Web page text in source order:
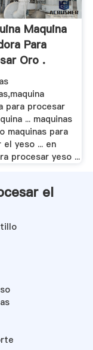
Maquina
Para
Oro .
para procesar
... maquinas
maquinas para
el yeso ... en
procesar yeso ...
el